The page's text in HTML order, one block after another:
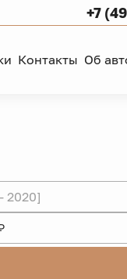
+7
Контакты Об
2020]